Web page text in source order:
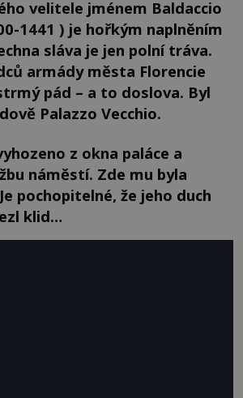
velitele jménem Baldaccio
1441 ) je hořkým naplněním
sláva je jen polní tráva.
armády města Florencie
pád – a to doslova. Byl
Palazzo Vecchio.
z okna paláce a
náměstí. Zde mu byla
pochopitelné, že jeho duch
klid…